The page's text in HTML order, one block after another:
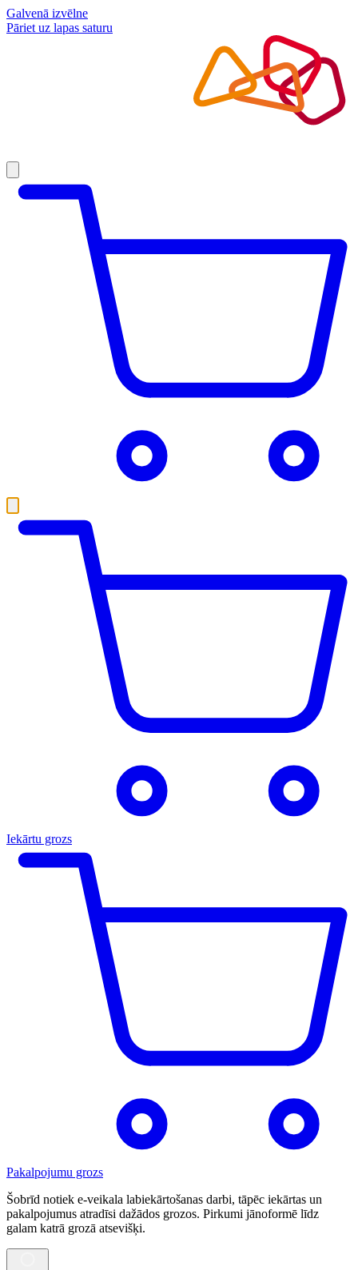
Galvenā izvēlne
Pāriet uz lapas saturu
Iekārtu grozs
Pakalpojumu grozs
Šobrīd notiek e-veikala labiekārtošanas darbi, tāpēc iekārtas un
pakalpojumus atradīsi dažādos grozos. Pirkumi jānoformē līdz
galam katrā grozā atsevišķi.